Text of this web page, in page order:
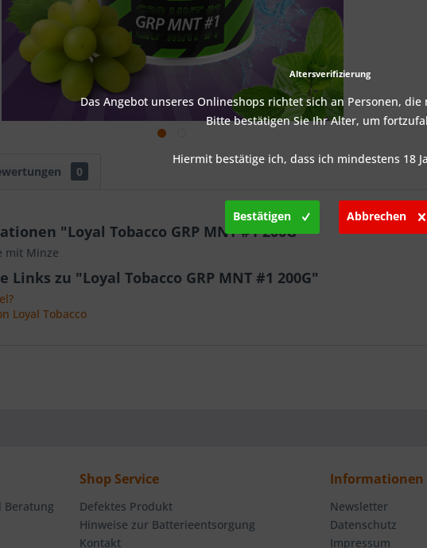
0
"Loyal Tobacco GRP MNT #1 200G"
mit Minze
zu "Loyal Tobacco GRP MNT #1 200G"
Loyal Tobacco
Beratung
Shop Service
Defektes Produkt
Hinweise zur Batterieentsorgung
Kontakt
Informationen
Newsletter
Datenschutz
Impressum
Altersverifizierung
Das Angebot unseres Onlineshops richtet sich an Personen, die
Bitte bestätigen Sie Ihr Alter, um
Hiermit bestätige ich, dass ich mindestens 18
Bestätigen Abbrechen